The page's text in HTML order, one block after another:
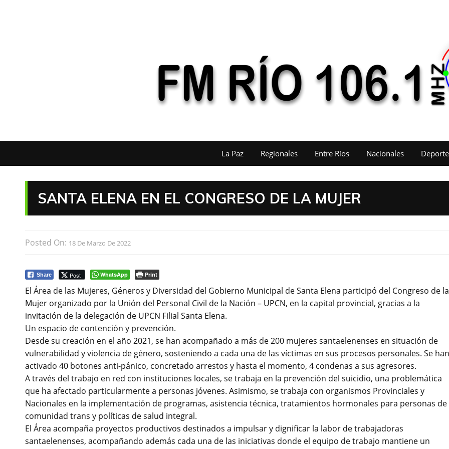
La Paz Regionales Entre Ríos Nacionales
SANTA ELENA EN EL CONGRESO DE LA MUJER
Posted On: 18 De Marzo De 2022
Share Post WhatsApp Print
El Área de las Mujeres, Géneros y Diversidad del Gobierno Municipal de Santa Elena participó del Congreso de la
Mujer organizado por la Unión del Personal Civil de la Nación – UPCN, en la capital provincial, gracias a la
invitación de la delegación de UPCN Filial Santa Elena.
Un espacio de contención y prevención.
Desde su creación en el año 2021, se han acompañado a más de 200 mujeres santaelenenses en situación de
vulnerabilidad y violencia de género, sosteniendo a cada una de las víctimas en sus procesos personales. Se han
activado 40 botones anti-pánico, concretado arrestos y hasta el momento, 4 condenas a sus agresores.
A través del trabajo en red con instituciones locales, se trabaja en la prevención del suicidio, una problemática
que ha afectado particularmente a personas jóvenes. Asimismo, se trabaja con organismos Provinciales y
Nacionales en la implementación de programas, asistencia técnica, tratamientos hormonales para personas de
comunidad trans y políticas de salud integral.
El Área acompaña proyectos productivos destinados a impulsar y dignificar la labor de trabajadoras
santaelenenses, acompañando además cada una de las iniciativas donde el equipo de trabajo mantiene un